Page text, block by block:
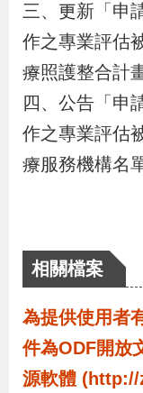
網
站
導
覽
民
意
信
箱
文
字
客
服
統
計
資
訊
E
n
g
i
s
回
首
頁
R
S
S
隱
私
權
及
資
訊
三、 更新「申
作之專業評估
療照護整合計
四、 公告「申
作之專業評估
療服務機構名
相關檔案
為提供使用者
件為ODF開放
源軟體 (http://